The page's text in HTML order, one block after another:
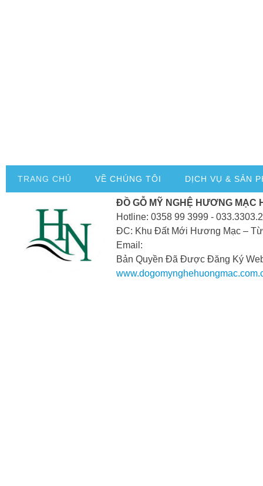
TRANG CHỦ VỀ CHÚNG TÔI DỊCH VỤ & SẢN
ĐỒ GỖ MỸ NGHỆ HƯƠNG MẠC
Hotline: 0358 99 3999 -
ĐC: Khu Đất Mới Hương Mạc –
Email:
Bản Quyền Đã Được Đăng Ký